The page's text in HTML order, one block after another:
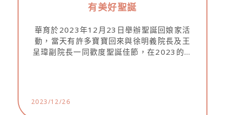
有美好聖誕
華育於2023年12月23日舉辦聖誕回娘家活
動，當天有許多寶寶回來與徐明義院長及王
呈瑋副院長一同歡度聖誕佳節，在2023的最
2023/12/26